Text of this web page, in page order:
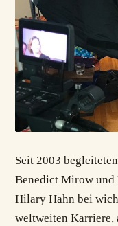
Seit 2003
Benedict Mirow und
Hilary Hahn bei
weltweiten Karriere,